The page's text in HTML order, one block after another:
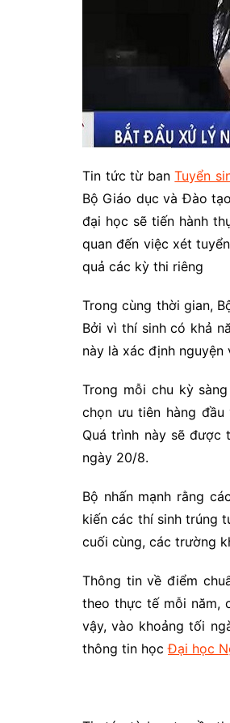
Tin tức từ banTuyển
Bộ Giáo dục và Đào
đại học sẽ tiến hành
quan đến việc xét
quả các kỳ thi riêng
Trong cùng thời gian,
Bởi vì thí sinh có khả
này là xác định
Trong mỗi chu kỳ
chọn ưu tiên hàng
Quá trình này sẽ được
ngày 20/8.
Bộ nhấn mạnh rằng
kiến các thí sinh trúng
cuối cùng, các trường
Thông tin về điểm
theo thực tế mỗi năm,
vậy, vào khoảng tối
thông tin họcĐại học